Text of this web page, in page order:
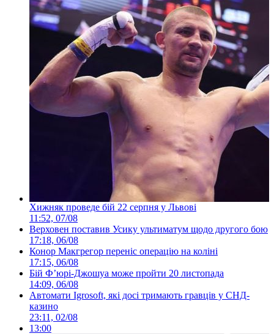
Хижняк проведе бій 22 серпня у Львові
11:52, 07/08
Верховен поставив Усику ультиматум щодо другого бою
17:18, 06/08
Конор Макгрегор переніс операцію на коліні
17:15, 06/08
Бій Ф’юрі-Джошуа може пройти 20 листопада
14:09, 06/08
Автомати Igrosoft, які досі тримають гравців у СНД-
казино
23:11, 02/08
13:00